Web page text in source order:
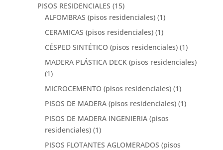
PISOS RESIDENCIALES (15)
ALFOMBRAS (pisos residenciales) (1)
CERAMICAS (pisos residenciales) (1)
CÉSPED SINTÉTICO (pisos residenciales) (1)
MADERA PLÁSTICA DECK (pisos residenciales)
(1)
MICROCEMENTO (pisos residenciales) (1)
PISOS DE MADERA (pisos residenciales) (1)
PISOS DE MADERA INGENIERIA (pisos
residenciales) (1)
PISOS FLOTANTES AGLOMERADOS (pisos